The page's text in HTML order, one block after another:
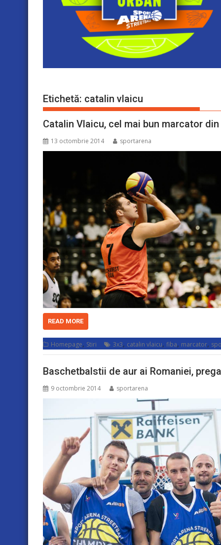
Etichetă: catalin vlaicu
Catalin Vlaicu, cel mai bun marcator
13 octombrie 2014 sportarena
READ MORE
Homepage, Stiri 3x3, catalin vlaicu, fiba, marcator,
Baschetbalstii de aur ai Romaniei,
9 octombrie 2014 sportarena